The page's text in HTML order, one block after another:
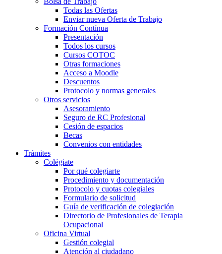
Todas las Ofertas
Enviar nueva Oferta de Trabajo
Formación Contínua
Presentación
Todos los cursos
Cursos COTOC
Otras formaciones
Acceso a Moodle
Descuentos
Protocolo y normas generales
Otros servicios
Asesoramiento
Seguro de RC Profesional
Cesión de espacios
Becas
Convenios con entidades
Trámites
Colégiate
Por qué colegiarte
Procedimiento y documentación
Protocolo y cuotas colegiales
Formulario de solicitud
Guía de verificación de colegiación
Directorio de Profesionales de Terapia
Ocupacional
Oficina Virtual
Gestión colegial
Atención al ciudadano